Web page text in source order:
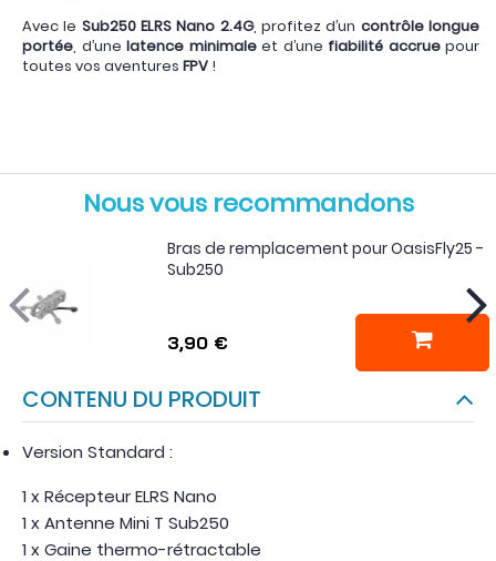
Avec le Sub250 ELRS Nano 2.4G, profitez d’un contrôle longue
portée, d’une latence minimaleet d’une fiabilité accruepour
toutes vos aventures FPV !
Nous vous recommandons
Bras de remplacement pour OasisFly25 -
Sub250
3,90 €
CONTENU DU PRODUIT
Version Standard :
1 x Récepteur ELRS Nano
1 x Antenne Mini T Sub250
1 x Gaine thermo-rétractable